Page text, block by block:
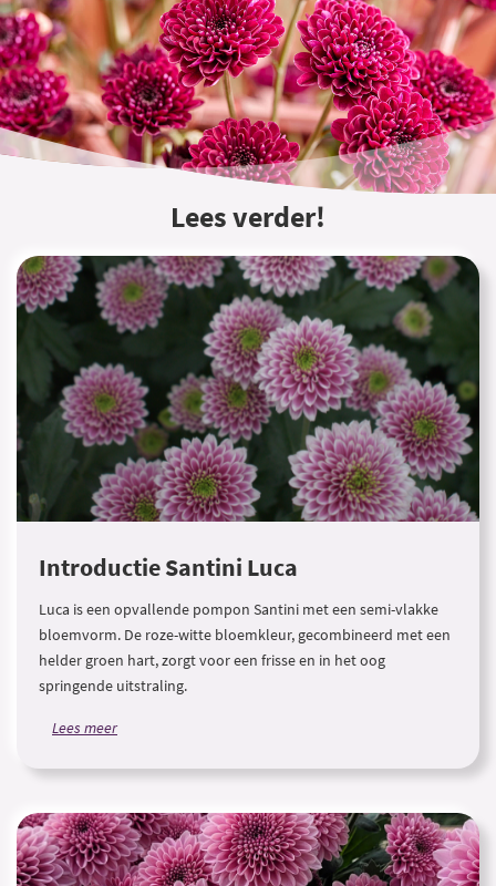
Lees verder!
Introductie Santini Luca
Luca is een opvallende pompon Santini met een semi-vlakke
bloemvorm. De roze-witte bloemkleur, gecombineerd met een
helder groen hart, zorgt voor een frisse en in het oog
springende uitstraling.
Lees meer